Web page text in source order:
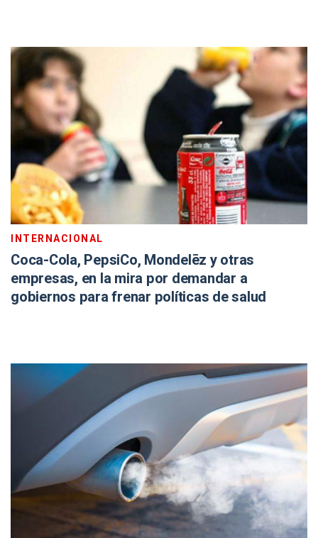
INTERNACIONAL
Coca-Cola, PepsiCo, Mondelēz y otras
empresas, en la mira por demandar a
gobiernos para frenar políticas de salud